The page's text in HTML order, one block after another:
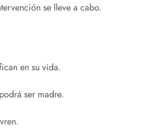
se lleve a cabo.
en su vida.
ser madre.